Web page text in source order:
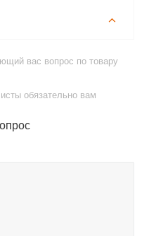
вас вопрос по товару
обязательно вам